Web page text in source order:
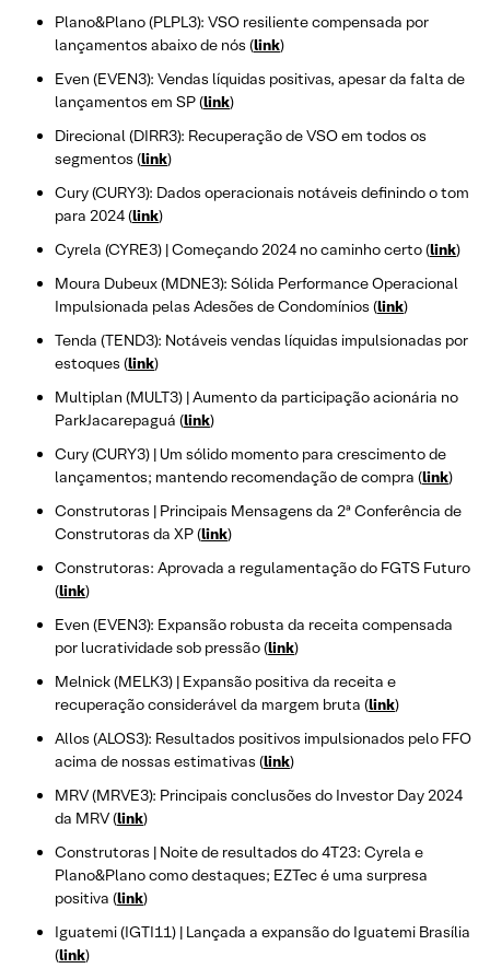
Plano&Plano (PLPL3): VSO resiliente compensada por
lançamentos abaixo de nós (link)
Even (EVEN3): Vendas líquidas positivas, apesar da falta de
lançamentos em SP (link)
Direcional (DIRR3): Recuperação de VSO em todos os
segmentos (link)
Cury (CURY3): Dados operacionais notáveis definindo o tom
para 2024 (link)
Cyrela (CYRE3) | Começando 2024 no caminho certo (link)
Moura Dubeux (MDNE3): Sólida Performance Operacional
Impulsionada pelas Adesões de Condomínios (link)
Tenda (TEND3): Notáveis vendas líquidas impulsionadas por
estoques (link)
Multiplan (MULT3) | Aumento da participação acionária no
ParkJacarepaguá (link)
Cury (CURY3) | Um sólido momento para crescimento de
lançamentos; mantendo recomendação de compra (link)
Construtoras | Principais Mensagens da 2ª Conferência de
Construtoras da XP (link)
Construtoras: Aprovada a regulamentação do FGTS Futuro
(link)
Even (EVEN3): Expansão robusta da receita compensada
por lucratividade sob pressão (link)
Melnick (MELK3) | Expansão positiva da receita e
recuperação considerável da margem bruta (link)
Allos (ALOS3): Resultados positivos impulsionados pelo FFO
acima de nossas estimativas (link)
MRV (MRVE3): Principais conclusões do Investor Day 2024
da MRV (link)
Construtoras | Noite de resultados do 4T23: Cyrela e
Plano&Plano como destaques; EZTec é uma surpresa
positiva (link)
Iguatemi (IGTI11) | Lançada a expansão do Iguatemi Brasília
(link)